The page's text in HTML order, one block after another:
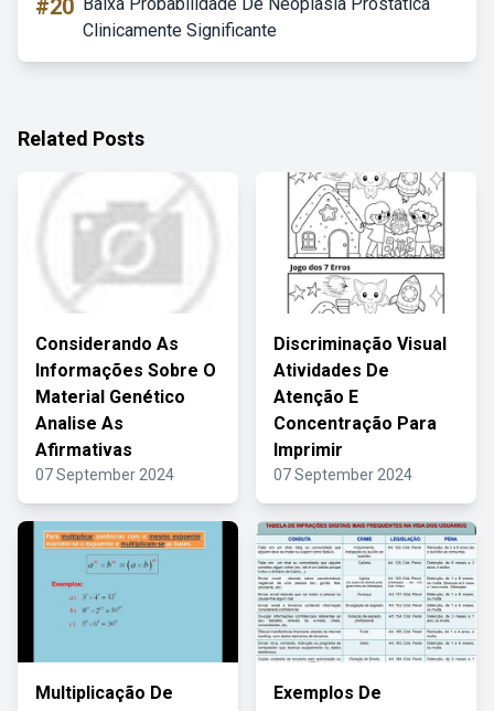
#20
Clinicamente Significante
Related Posts
Considerando As
Informações Sobre O
Material Genético
Analise As
Afirmativas
07 September 2024
Discriminação Visual
Atividades De
Atenção E
Concentração Para
Imprimir
07 September 2024
Multiplicação De
Exemplos De